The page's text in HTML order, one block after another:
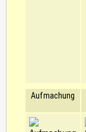
Aufmachung